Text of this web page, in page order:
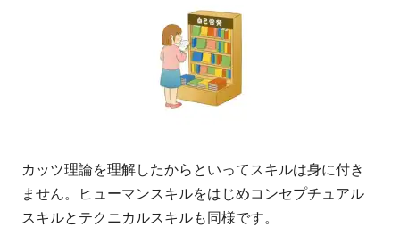
カッツ理論を理解したからといってスキルは身に付き
ません。ヒューマンスキルをはじめコンセプチュアル
スキルとテクニカルスキルも同様です。